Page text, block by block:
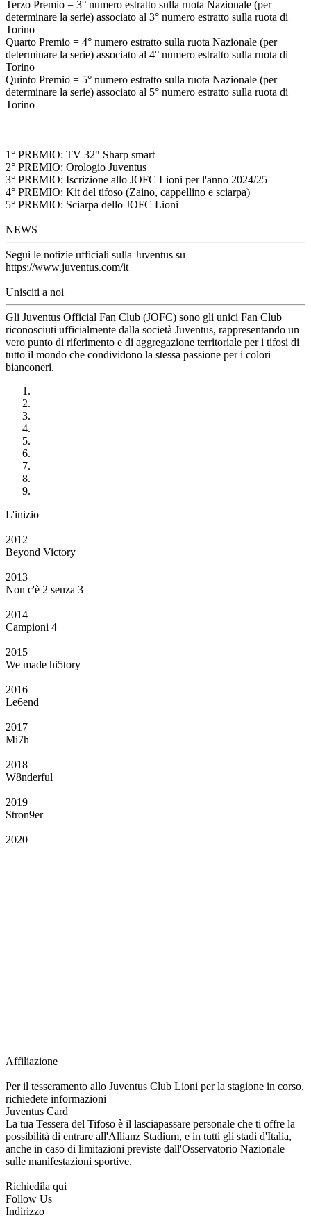
Terzo Premio = 3° numero estratto sulla ruota Nazionale (per
determinare la serie) associato al 3° numero estratto sulla ruota di
Torino
Quarto Premio = 4° numero estratto sulla ruota Nazionale (per
determinare la serie) associato al 4° numero estratto sulla ruota di
Torino
Quinto Premio = 5° numero estratto sulla ruota Nazionale (per
determinare la serie) associato al 5° numero estratto sulla ruota di
Torino
1° PREMIO: TV 32" Sharp smart
2° PREMIO: Orologio Juventus
3° PREMIO: Iscrizione allo JOFC Lioni per l'anno 2024/25
4° PREMIO: Kit del tifoso (Zaino, cappellino e sciarpa)
5° PREMIO: Sciarpa dello JOFC Lioni
NEWS
Segui le notizie ufficiali sulla Juventus su
https://www.juventus.com/it
Unisciti a noi
Gli Juventus Official Fan Club (JOFC) sono gli unici Fan Club
riconosciuti ufficialmente dalla società Juventus, rappresentando un
vero punto di riferimento e di aggregazione territoriale per i tifosi di
tutto il mondo che condividono la stessa passione per i colori
bianconeri.
L'inizio
2012
Beyond Victory
2013
Non c'è 2 senza 3
2014
Campioni 4
2015
We made hi5tory
2016
Le6end
2017
Mi7h
2018
W8nderful
2019
Stron9er
2020
Affiliazione
Per il tesseramento allo Juventus Club Lioni per la stagione in corso,
richiedete informazioni
Juventus Card
La tua Tessera del Tifoso è il lasciapassare personale che ti offre la
possibilità di entrare all'Allianz Stadium, e in tutti gli stadi d'Italia,
anche in caso di limitazioni previste dall'Osservatorio Nazionale
sulle manifestazioni sportive.
Richiedila qui
Follow Us
Indirizzo